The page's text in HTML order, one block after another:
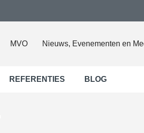
MVO Nieuws, Evenementen en
REFERENTIES BLOG